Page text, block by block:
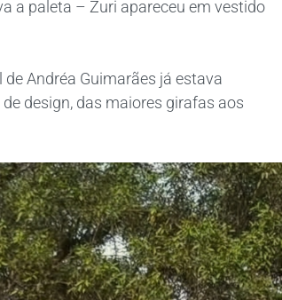
a paleta – Zuri apareceu em vestido
Andréa Guimarães já estava
design, das maiores girafas aos